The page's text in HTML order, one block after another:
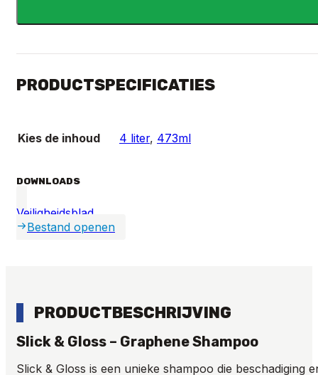
Shampoo
PRODUCTSPECIFICATIES
Kies de inhoud 4 liter, 473ml
DOWNLOADS
Veiligheidsblad
Bestand openen
PRODUCTBESCHRIJVING
Slick & Gloss – GrapheneShampoo
Slick & Gloss is een unieke shampoo die